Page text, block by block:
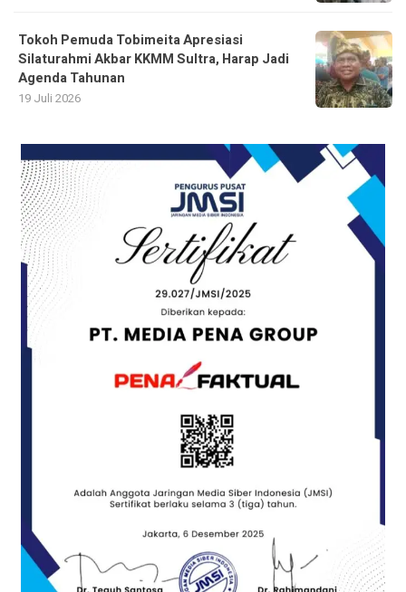
Tokoh Pemuda Tobimeita Apresiasi
Silaturahmi Akbar KKMM Sultra, Harap Jadi
Agenda Tahunan
19 Juli 2026